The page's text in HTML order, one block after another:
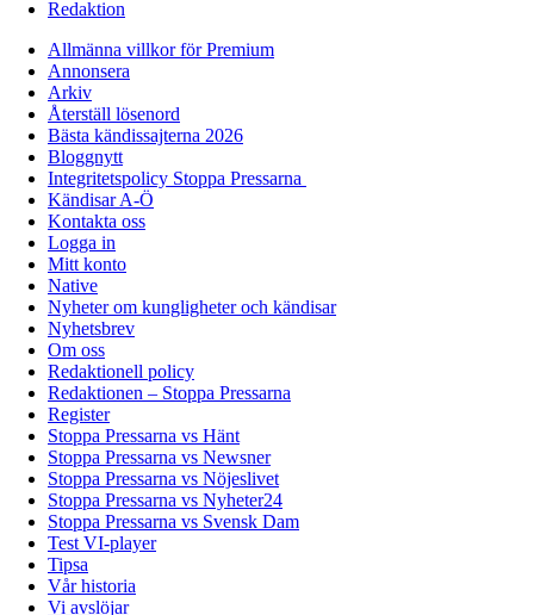
Redaktion
Allmänna villkor för Premium
Annonsera
Arkiv
Återställ lösenord
Bästa kändissajterna 2026
Bloggnytt
Integritetspolicy Stoppa Pressarna
Kändisar A-Ö
Kontakta oss
Logga in
Mitt konto
Native
Nyheter om kungligheter och kändisar
Nyhetsbrev
Om oss
Redaktionell policy
Redaktionen – Stoppa Pressarna
Register
Stoppa Pressarna vs Hänt
Stoppa Pressarna vs Newsner
Stoppa Pressarna vs Nöjeslivet
Stoppa Pressarna vs Nyheter24
Stoppa Pressarna vs Svensk Dam
Test VI-player
Tipsa
Vår historia
Vi avslöjar